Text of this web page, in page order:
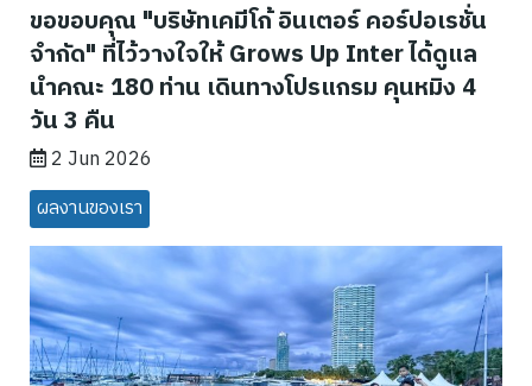
ขอขอบคุณ "บริษัทเคมีโก้ อินเตอร์ คอร์ปอเรชั่น
จํากัด" ที่ไว้วางใจให้ Grows Up Inter ได้ดูแล
นำคณะ 180 ท่าน เดินทางโปรแกรม คุนหมิง 4
วัน 3 คืน
2 Jun 2026
ผลงานของเรา